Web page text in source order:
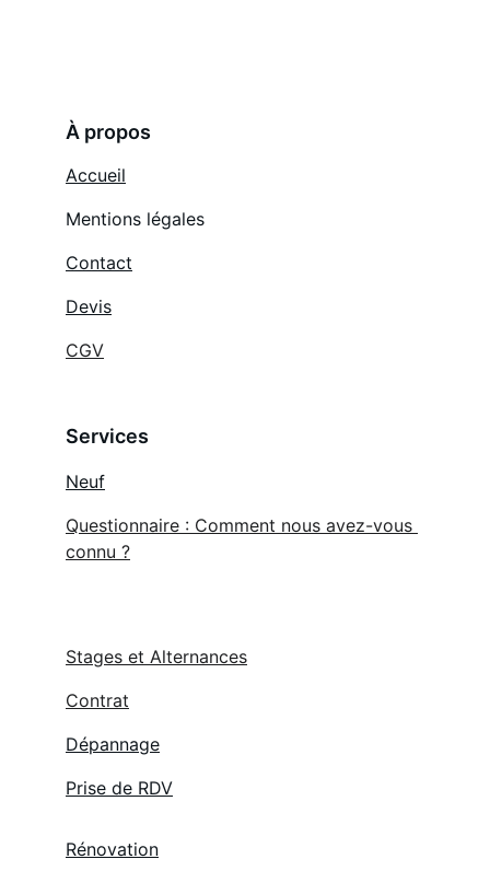
À propos
Mentions légales
Devis
Services
Neuf
Rénovation
Questionnaire : Comment nous avez-vous
connu ?
Contact
Accueil
CGV
Dépannage
Stages et Alternances
Prise de RDV
Contrat